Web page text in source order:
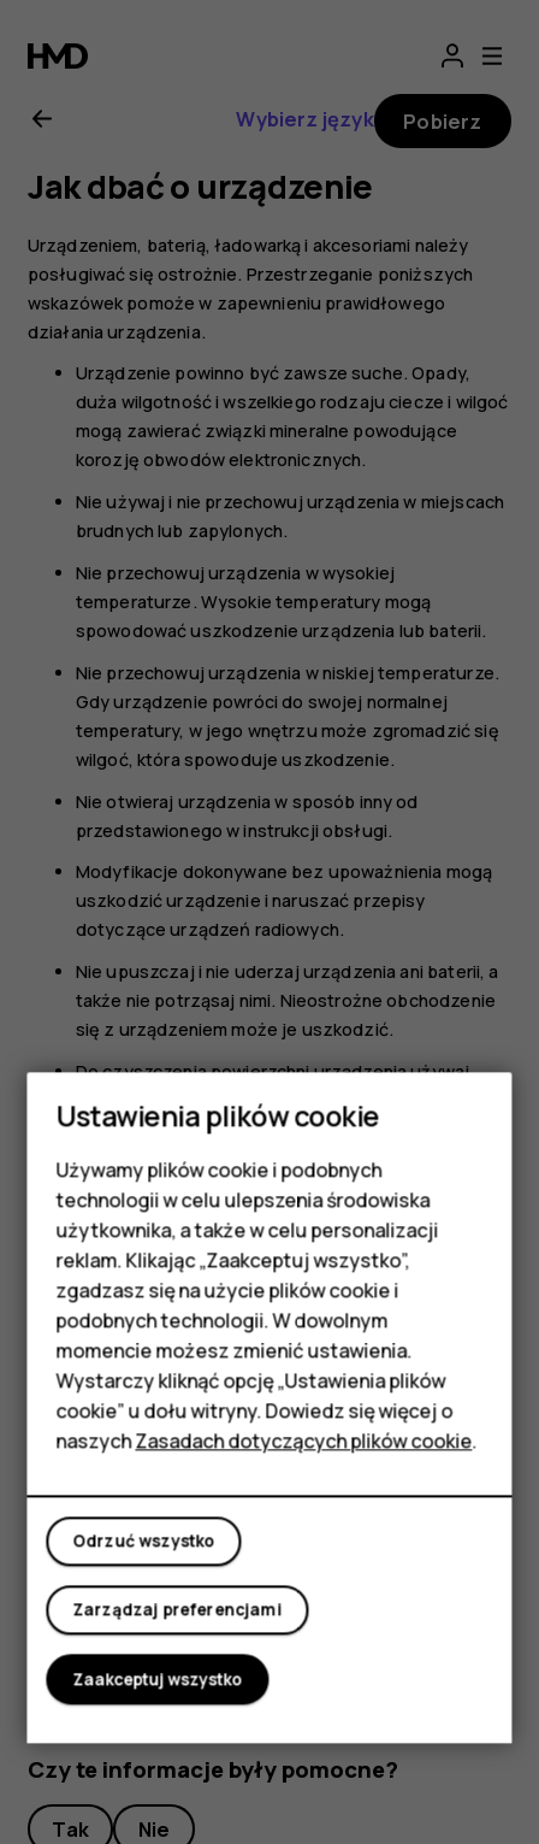
Nokia
8.1
—
instrukcja
obsługi
Smartfony
Telefony z funkcjami
podstawowymi
Akcesoria
HMD Terra M
Tablety
Moje konto
Wybierz język Pobierz
Jak dbać o urządzenie
Urządzeniem, baterią, ładowarką i akcesoriami należy
posługiwać się ostrożnie. Przestrzeganie poniższych
wskazówek pomoże w zapewnieniu prawidłowego
działania urządzenia.
Urządzenie powinno być zawsze suche. Opady,
duża wilgotność i wszelkiego rodzaju ciecze i wilgoć
mogą zawierać związki mineralne powodujące
korozję obwodów elektronicznych.
Nie używaj i nie przechowuj urządzenia w miejscach
brudnych lub zapylonych.
Nie przechowuj urządzenia w wysokiej
temperaturze. Wysokie temperatury mogą
spowodować uszkodzenie urządzenia lub baterii.
Nie przechowuj urządzenia w niskiej temperaturze.
Gdy urządzenie powróci do swojej normalnej
temperatury, w jego wnętrzu może zgromadzić się
wilgoć, która spowoduje uszkodzenie.
Nie otwieraj urządzenia w sposób inny od
przedstawionego w instrukcji obsługi.
Modyfikacje dokonywane bez upoważnienia mogą
uszkodzić urządzenie i naruszać przepisy
dotyczące urządzeń radiowych.
Nie upuszczaj i nie uderzaj urządzenia ani baterii, a
także nie potrząsaj nimi. Nieostrożne obchodzenie
się z urządzeniem może je uszkodzić.
Do czyszczenia powierzchni urządzenia używaj
tylko miękkiej, czystej i suchej szmatki.
Nie maluj urządzenia. Farba może uniemożliwić
prawidłowe działanie.
Trzymaj urządzenie z dala od magnesów i innych
źródeł pola magnetycznego.
Aby zabezpieczyć ważne dane, przechowuj je w co
najmniej dwóch osobnych miejscach, takich jak
urządzenie, karta pamięci lub komputer, albo je
zapisuj.
W wyniku dłuższego działania urządzenie może się
nagrzewać. W większości sytuacji jest to normalny objaw.
automatycznie zwolnić, zamknąć aplikacje, zatrzymać
ładowanie, a nawet wyłączyć się. Jeśli urządzenie nie
działa prawidłowo, oddaj je do naprawy w najbliższym
autoryzowanym serwisie.
Czy te informacje były pomocne?
Tak Nie
Ustawienia plików cookie
Używamy plików cookie i podobnych
technologii w celu ulepszenia środowiska
użytkownika, a także w celu personalizacji
reklam. Klikając „Zaakceptuj wszystko”,
zgadzasz się na użycie plików cookie i
podobnych technologii. W dowolnym
momencie możesz zmienić ustawienia.
Wystarczy kliknąć opcję „Ustawienia plików
cookie” u dołu witryny. Dowiedz się więcej o
naszychZasadach dotyczących plików cookie.
Odrzuć wszystko
Zarządzaj preferencjami
Zaakceptuj wszystko